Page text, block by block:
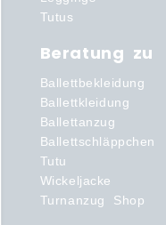
Tutus
Beratung zu
Ballettbekleidung
Ballettkleidung
Ballettanzug
Ballettschläppchen
Tutu
Wickeljacke
Turnanzug Shop